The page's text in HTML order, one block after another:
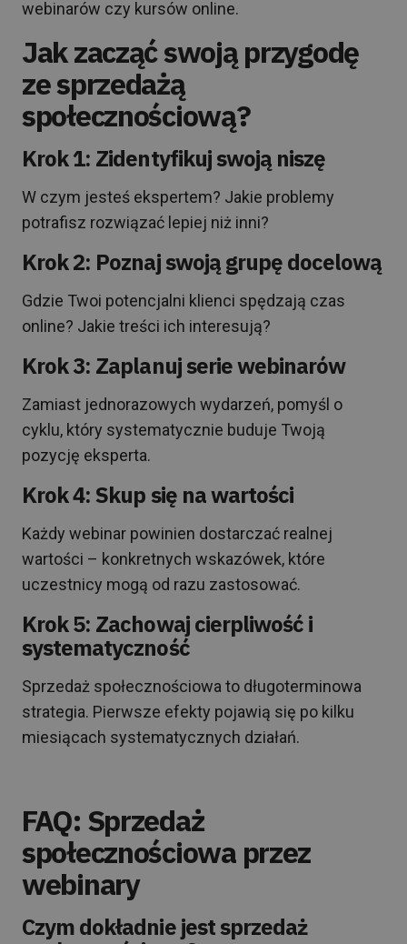
webinarów czy kursów online.
Jak zacząć swoją przygodę
ze sprzedażą
społecznościową?
Krok 1: Zidentyfikuj swoją niszę
W czym jesteś ekspertem? Jakie problemy
potrafisz rozwiązać lepiej niż inni?
Krok 2: Poznaj swoją grupę docelową
Gdzie Twoi potencjalni klienci spędzają czas
online? Jakie treści ich interesują?
Krok 3: Zaplanuj serie webinarów
Zamiast jednorazowych wydarzeń, pomyśl o
cyklu, który systematycznie buduje Twoją
pozycję eksperta.
Krok 4: Skup się na wartości
Każdy webinar powinien dostarczać realnej
wartości – konkretnych wskazówek, które
uczestnicy mogą od razu zastosować.
Krok 5: Zachowaj cierpliwość i
systematyczność
Sprzedaż społecznościowa to długoterminowa
strategia. Pierwsze efekty pojawią się po kilku
miesiącach systematycznych działań.
FAQ: Sprzedaż
społecznościowa przez
webinary
Czym dokładnie jest sprzedaż